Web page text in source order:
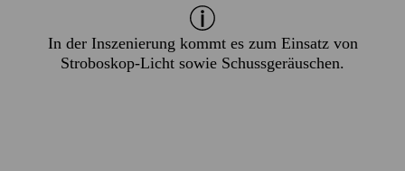
In der Inszenierung kommt es zum Einsatz von
Stroboskop-Licht sowie Schussgeräuschen.